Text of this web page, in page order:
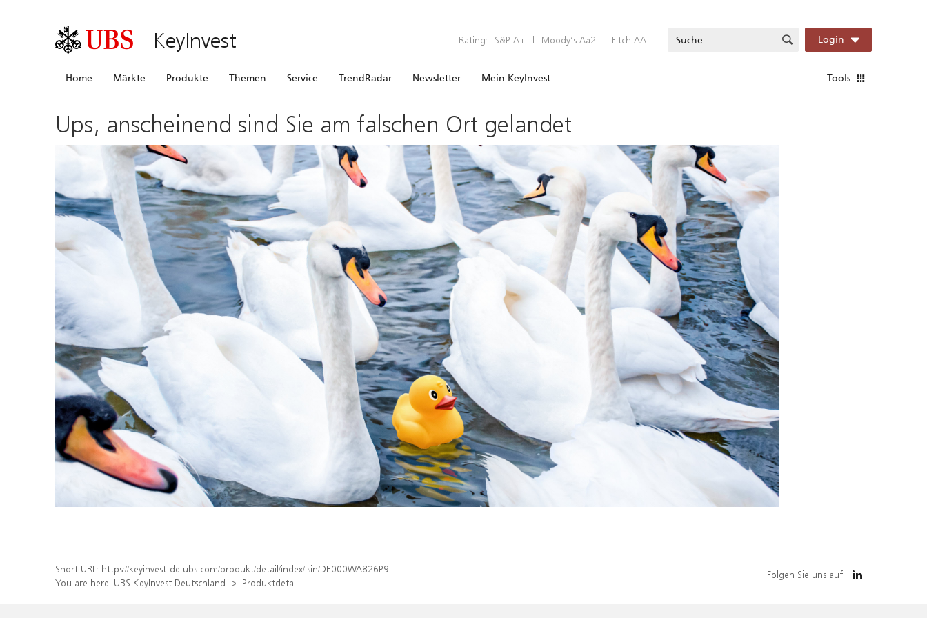
KeyInvest Rating: S&P A+ | Moody’s Aa2 | Fitch AA Login
Home Märkte Produkte Themen Service TrendRadar Newsletter Mein KeyInvest Tools
Ups, anscheinend sind Sie am falschen Ort gelandet
Short URL: https://keyinvest-de.ubs.com/produkt/detail/index/isin/DE000WA826P9
You are here: UBS KeyInvest Deutschland Produktdetail
Folgen Sie uns auf